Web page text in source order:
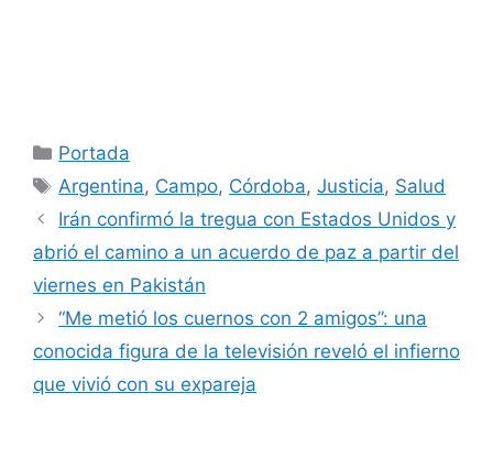
Categorías
Portada
Etiquetas
Argentina, Campo, Córdoba,Justicia, Salud
Irán confirmó la tregua con Estados Unidos y
abrió el camino a un acuerdo de paz a partir del
viernes en Pakistán
“Me metió los cuernos con 2 amigos”: una
conocida figura de la televisión reveló el infierno
que vivió con su expareja